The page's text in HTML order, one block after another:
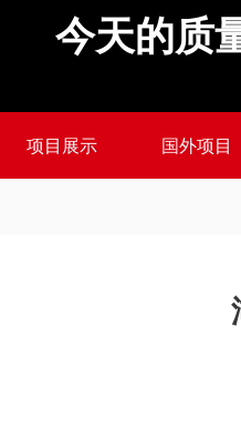
今天的质
项目展示 国外项目